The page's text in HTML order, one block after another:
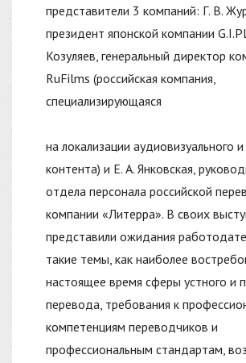
представители 3 компаний: Г. В.
президент японской компании
Козуляев, генеральный директор
RuFilms (российская компания,
специализирующаяся
на локализации аудиовизуального и
контента) и Е. А. Янковская,
отдела персонала российской
компании «Литерра». В своих
представили ожидания
такие темы, как наиболее
настоящее время сферы устного и
перевода, требования к
компетенциям переводчиков и
профессиональным стандартам,